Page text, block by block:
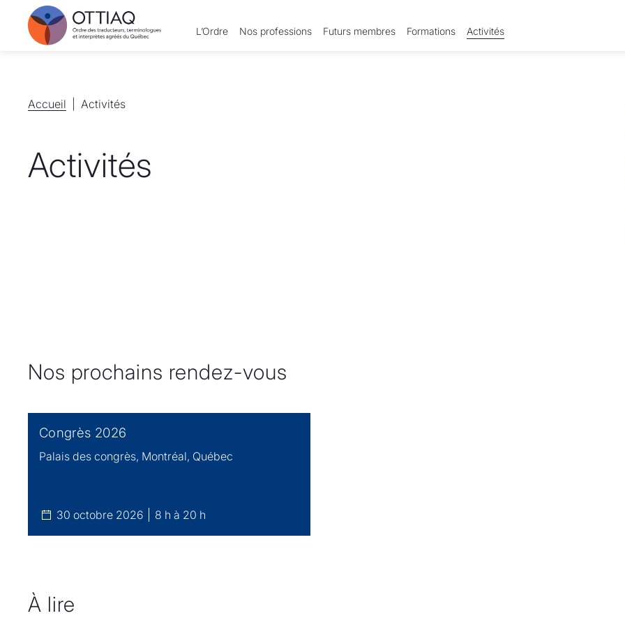
L’Ordre Nos professions Futurs membres Formations Activités
Accueil
Accueil Activités
Activités
Nos prochains rendez-vous
Congrès 2026
Palais des congrès, Montréal, Québec
30 octobre 2026 8 h à 20 h
À lire